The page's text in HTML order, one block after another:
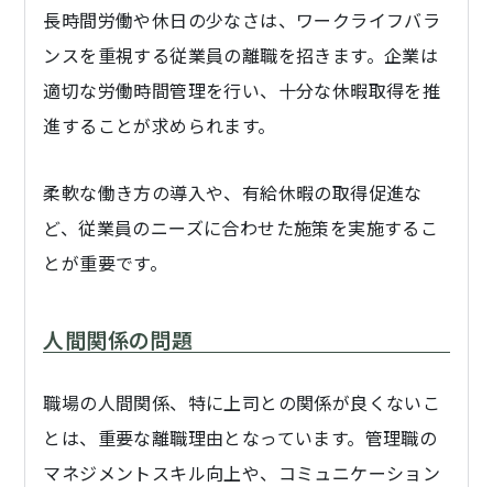
長時間労働や休日の少なさは、ワークライフバラ
ンスを重視する従業員の離職を招きます。企業は
適切な労働時間管理を行い、十分な休暇取得を推
進することが求められます。
柔軟な働き方の導入や、有給休暇の取得促進な
ど、従業員のニーズに合わせた施策を実施するこ
とが重要です。
人間関係の問題
職場の人間関係、特に上司との関係が良くないこ
とは、重要な離職理由となっています。管理職の
マネジメントスキル向上や、コミュニケーション